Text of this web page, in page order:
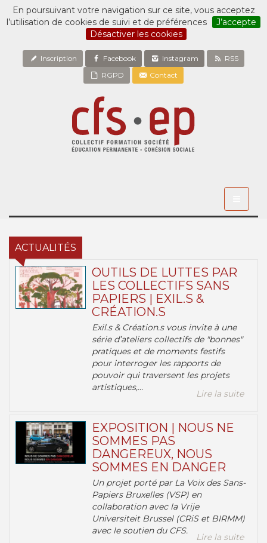
En poursuivant votre navigation sur ce site, vous acceptez
l’utilisation de cookies de suivi et de préférences
J’accepte
Désactiver les cookies
Inscription Facebook Instagram
RSS
RGPD
Contact
ACTUALITÉS
OUTILS DE LUTTES PAR
LES COLLECTIFS SANS
PAPIERS | EXIL.S &
CRÉATION.S
Exil.s & Création.s vous invite à une
série d’ateliers collectifs de "bonnes"
pratiques et de moments festifs
pour interroger les rapports de
pouvoir qui traversent les projets
artistiques,...
Lire la suite
EXPOSITION | NOUS NE
SOMMES PAS
DANGEREUX, NOUS
SOMMES EN DANGER
Un projet porté par La Voix des Sans-
Papiers Bruxelles (VSP) en
collaboration avec la Vrije
Universiteit Brussel (CRiS et BIRMM)
avec le soutien du CFS.
Lire la suite